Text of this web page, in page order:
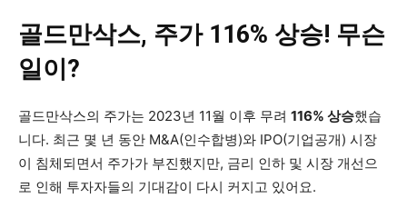
골드만삭스, 주가 116% 상승! 무슨
일이?
골드만삭스의 주가는 2023년 11월 이후 무려 116% 상승했습
니다. 최근 몇 년 동안 M&A(인수합병)와 IPO(기업공개) 시장
이 침체되면서 주가가 부진했지만, 금리 인하 및 시장 개선으
로 인해 투자자들의 기대감이 다시 커지고 있어요.